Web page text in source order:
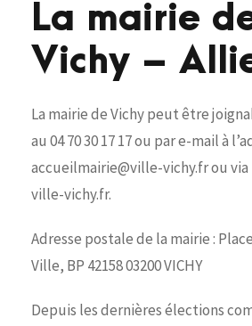
La mairie
Vichy –
La mairie de Vichy peut être
au 04 70 30 17 17 ou par e-mail à
accueilmairie@ville-vichy.fr ou
ville-vichy.fr.
Adresse postale de la mairie :
Ville, BP 42158 03200 VICHY
Depuis les dernières élections